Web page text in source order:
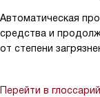
Автоматическая
средства и
от степени
Перейти в глоссарий